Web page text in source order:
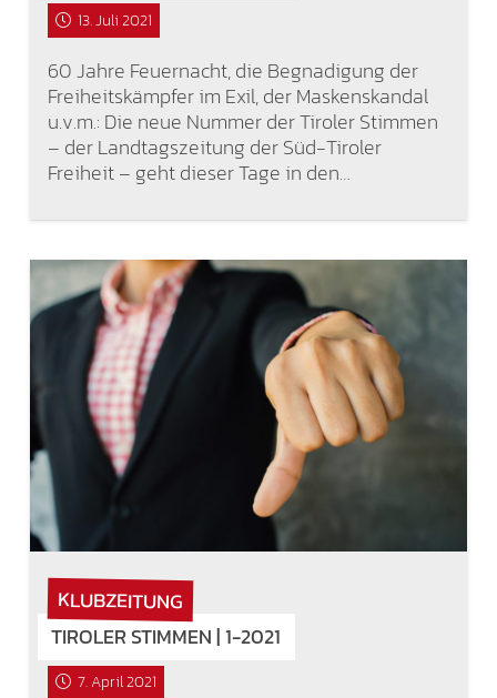
13. Juli 2021
60 Jahre Feuernacht, die Begnadigung der
Freiheitskämpfer im Exil, der Maskenskandal
u.v.m.: Die neue Nummer der Tiroler Stimmen
– der Landtagszeitung der Süd-Tiroler
Freiheit – geht dieser Tage in den…
KLUBZEITUNG
TIROLER STIMMEN | 1-2021
7. April 2021